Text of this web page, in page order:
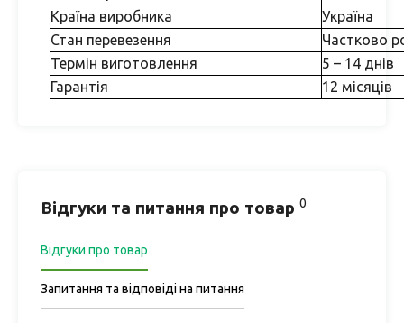
Країна виробника
Україна
Стан перевезення
Частково
Термін виготовлення
5 – 14 днів
Гарантія
12 місяців
Відгуки та питання про товар 0
Відгуки про товар
Запитання та відповіді на питання